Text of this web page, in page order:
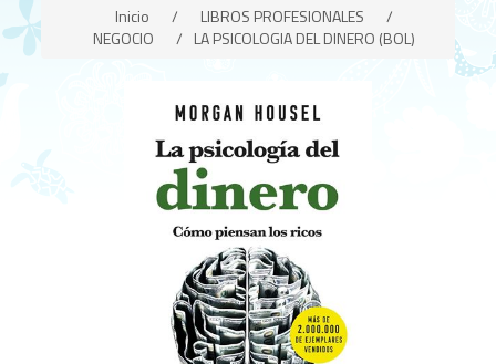
Inicio / LIBROS PROFESIONALES
/
NEGOCIO
/ LA PSICOLOGIA DEL DINERO (BOL)